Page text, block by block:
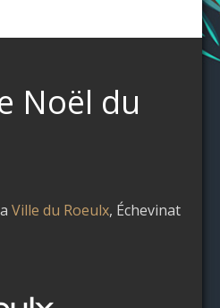
Noël du
Ville du Roeulx, Échevinat